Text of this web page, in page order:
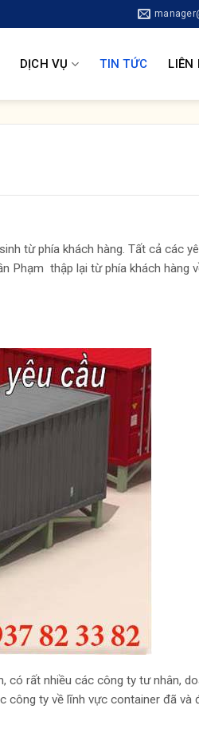
DỊCH VỤ TIN TỨC LIÊN
từ phía khách hàng. Tất cả các
Phạm thập lại từ phía khách hàng
có rất nhiều các công ty tư nhân,
công ty về lĩnh vực container đã và